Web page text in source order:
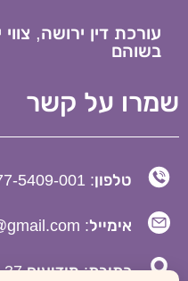
עורכת דין ירושה, צווי
בשוהם
שמרו על קשר
טלפון: 077-5409-001
אימייל: me.lilachhirsh@gmail.com
כתובת: מודיעים 37 שוהם, מרכז הארץ